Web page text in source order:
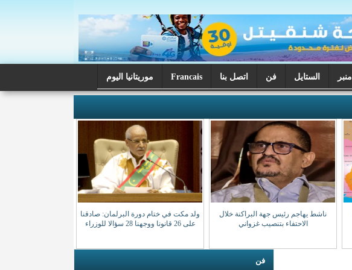
منبر الستايل فن اتصل بنا Francais موريتانيا اليوم
ناشط يهاجم رئيس جهة البراكنة خلال
الاحتفاء بتنصيب غزواني
ولد مكت في ختام دورة البرلمان: صادقنا
على 26 قانونا ووجهنا 28 سؤالا للوزراء
فن